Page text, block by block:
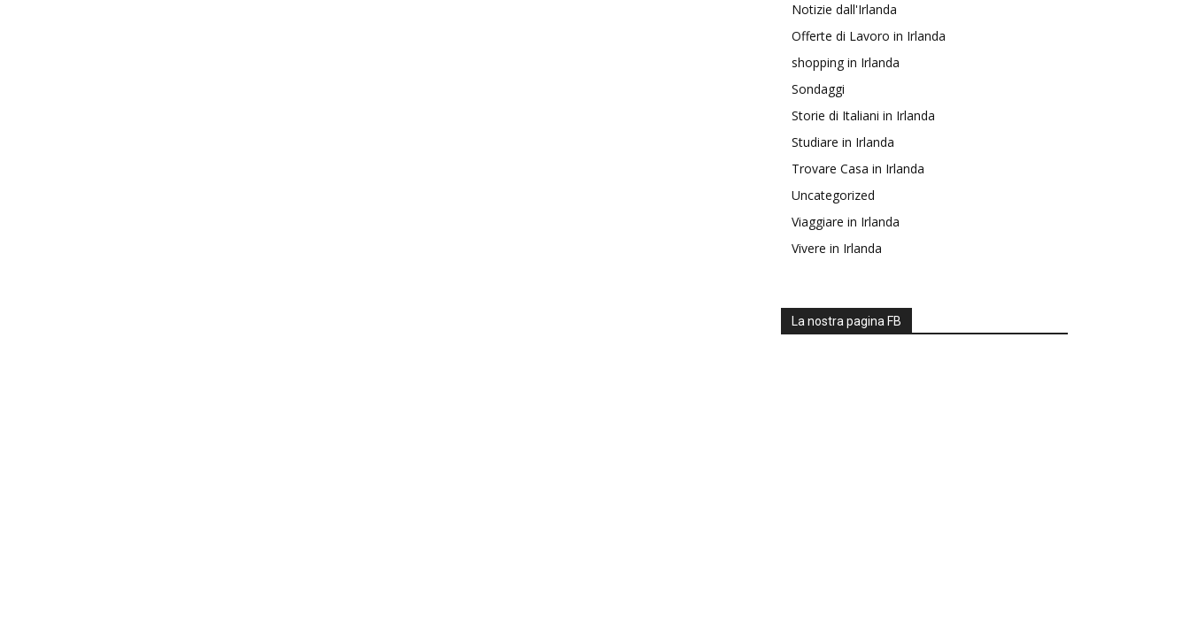
Notizie dall'Irlanda
Offerte di Lavoro in Irlanda
shopping in Irlanda
Sondaggi
Storie di Italiani in Irlanda
Studiare in Irlanda
Trovare Casa in Irlanda
Uncategorized
Viaggiare in Irlanda
Vivere in Irlanda
La nostra pagina FB